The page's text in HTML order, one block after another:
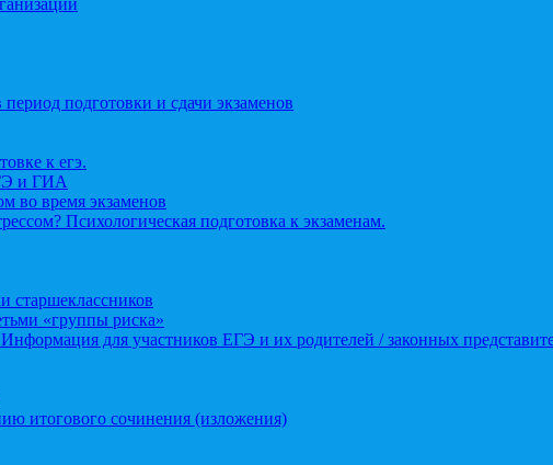
подготовки и сдачи экзаменов
к егэ.
и ГИА
во время экзаменов
Психологическая подготовка к экзаменам.
старшеклассников
«группы риска»
для участников ЕГЭ и их родителей / законных
итогового сочинения (изложения)